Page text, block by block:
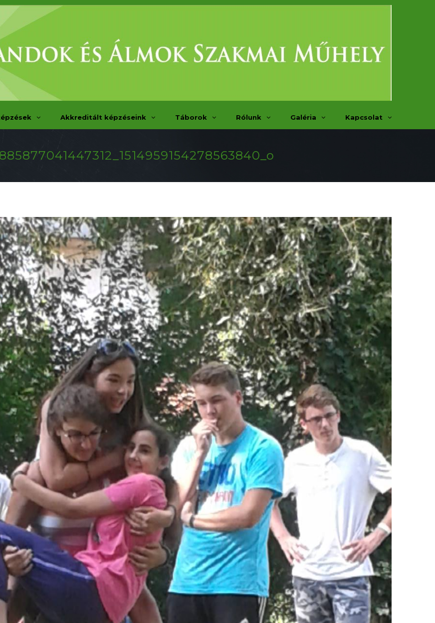
Akkreditált képzéseink Táborok Rólunk Galéria Kapcsolat